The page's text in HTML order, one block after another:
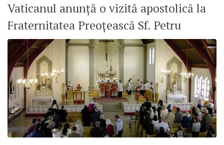
Vaticanul anunță o vizită apostolică la
Fraternitatea Preoțească Sf. Petru